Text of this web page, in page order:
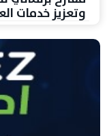
وتعزيز خدمات